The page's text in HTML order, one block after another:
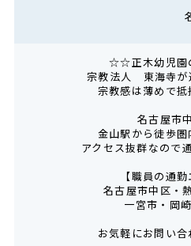
☆☆正木幼児
宗教法人 東海寺が
宗教感は薄めで抵
名古屋市
金山駅から徒歩
アクセス抜群なので
【職員の通勤
名古屋市中区・
一宮市・岡
お気軽にお問い合